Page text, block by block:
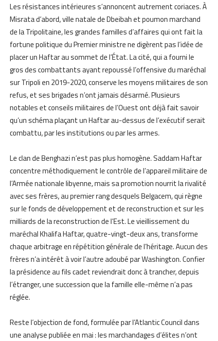
Les résistances intérieures s’annoncent autrement coriaces. À
Misrata d’abord, ville natale de Dbeibah et poumon marchand
de la Tripolitaine, les grandes familles d’affaires qui ont fait la
fortune politique du Premier ministre ne digèrent pas l’idée de
placer un Haftar au sommet de l’État. La cité, qui a fourni le
gros des combattants ayant repoussé l’offensive du maréchal
sur Tripoli en 2019-2020, conserve les moyens militaires de son
refus, et ses brigades n’ont jamais désarmé. Plusieurs
notables et conseils militaires de l’Ouest ont déjà fait savoir
qu’un schéma plaçant un Haftar au-dessus de l’exécutif serait
combattu, par les institutions ou par les armes.
Le clan de Benghazi n’est pas plus homogène. Saddam Haftar
concentre méthodiquement le contrôle de l’appareil militaire de
l’Armée nationale libyenne, mais sa promotion nourrit la rivalité
avec ses frères, au premier rang desquels Belgacem, qui règne
sur le fonds de développement et de reconstruction et sur les
milliards de la reconstruction de l’Est. Le vieillissement du
maréchal Khalifa Haftar, quatre-vingt-deux ans, transforme
chaque arbitrage en répétition générale de l’héritage. Aucun des
frères n’a intérêt à voir l’autre adoubé par Washington. Confier
la présidence au fils cadet reviendrait donc à trancher, depuis
l’étranger, une succession que la famille elle-même n’a pas
réglée.
Reste l’objection de fond, formulée par l’Atlantic Council dans
une analyse publiée en mai : les marchandages d’élites n’ont